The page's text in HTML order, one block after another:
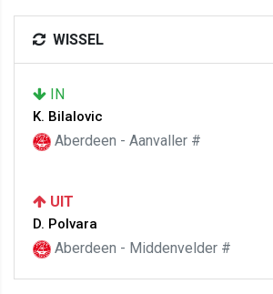
WISSEL
IN
K. Bilalovic
Aberdeen - Aanvaller #
UIT
D. Polvara
Aberdeen - Middenvelder #